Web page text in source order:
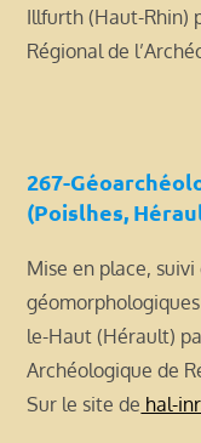
Illfurth (Haut-Rhin)
Régional de
267-
(Poislhes,
Mise en place,
le-Haut (Hérault)
Archéologique de
Sur le site de hal-